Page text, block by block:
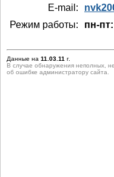
E-mail:
Режим работы:
пн-
Данные на 11.03.11 г.
В случае обнаружения неполных,
об ошибке администратору сайта.